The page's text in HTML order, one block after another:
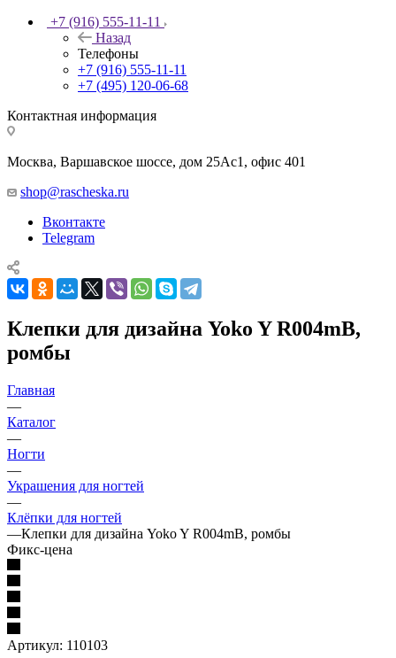
+7 (916) 555-11-11
Назад
Телефоны
+7 (916) 555-11-11
+7 (495) 120-06-68
Контактная информация
Москва, Варшавское шоссе, дом 25Аc1, офис 401
shop@rascheska.ru
Вконтакте
Telegram
Клепки для дизайна Yoko Y R004mB,
ромбы
Главная
—
Каталог
—
Ногти
—
Украшения для ногтей
—
Клёпки для ногтей
—Клепки для дизайна Yoko Y R004mB, ромбы
Фикс-цена
Артикул: 110103